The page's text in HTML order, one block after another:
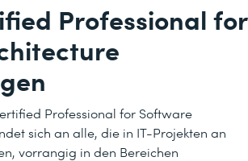
Professional for
Professional for Software
sich an alle, die in IT-Projekten an
vorrangig in den Bereichen